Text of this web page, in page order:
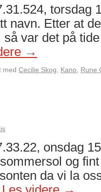
torsdag
navn. Etter at
så var det på
→
med Cecilie Skog Kano
Rune
onsdag
og
da vi la